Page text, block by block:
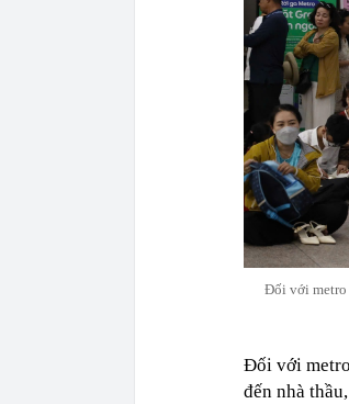
Đối với metro
Đối với
đến nhà